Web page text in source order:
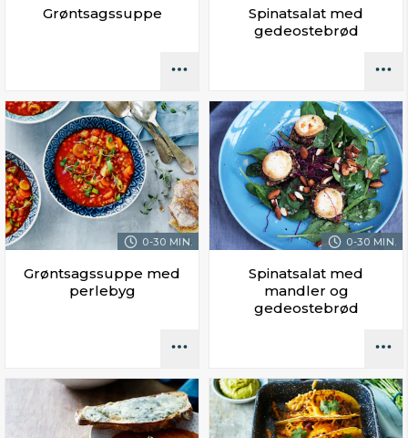
Grøntsagssuppe
Spinatsalat med
gedeostebrød
0-30 MIN.
Grøntsagssuppe med
perlebyg
0-30 MIN.
Spinatsalat med
mandler og
gedeostebrød